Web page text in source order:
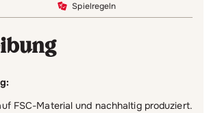
Spielregeln
FSC-Material und nachhaltig produziert.